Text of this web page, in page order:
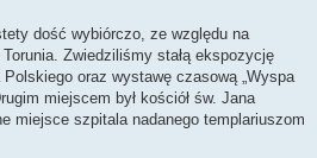
dość wybiórczo, ze względu na
Zwiedziliśmy stałą ekspozycję
oraz wystawę czasową „Wyspa
miejscem był kościół św. Jana
miejsce szpitala nadanego templariuszom